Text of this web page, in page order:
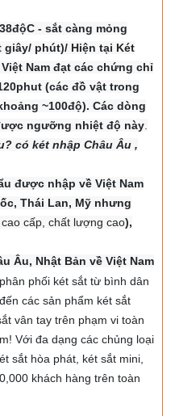
- sắt càng mỏng
phút)/ Hiện tại Két
Nam đạt các chứng chỉ
(các đồ vật trong
~100độ). Các dòng
ngưỡng nhiệt độ này.
có két nhập Châu Âu ,
được nhập về Việt Nam
Thái Lan, Mỹ nhưng
cấp, chất lượng cao),
Âu, Nhật Bản về Việt Nam
phối két sắt từ bình dân
các sản phẩm két sắt
vân tay trên phạm vi toàn
Với đa dạng các chủng loại
sắt hòa phát, két sắt mini,
khách hàng trên toàn